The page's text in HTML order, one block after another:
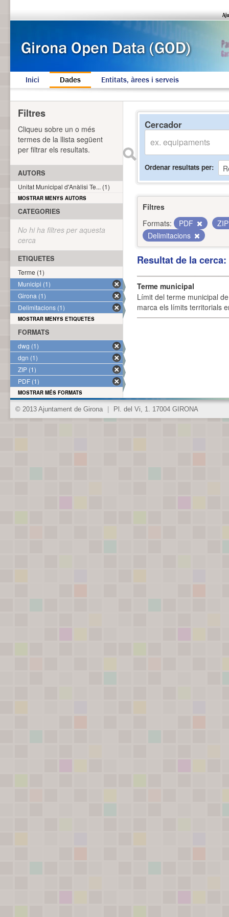
Inici Dades Entitats, àrees i serveis
Cercador
Ordenar resultats per
Filtres
Formats:
PDF
Delimitacions
Resultat de la
Terme municipal
Límit del terme municipal
marca els límits territorials
Filtres
Cliqueu sobre un o més
termes de la llista següent
per filtrar els resultats.
AUTORS
Unitat Municipal d'Anàlisi Te... (1)
MOSTRAR MENYS AUTORS
CATEGORIES
No hi ha filtres per aquesta
cerca
ETIQUETES
Terme (1)
Municipi (1)
Girona (1)
Delimitacions (1)
MOSTRAR MENYS ETIQUETES
FORMATS
dwg (1)
dgn (1)
ZIP (1)
PDF (1)
MOSTRAR MÉS FORMATS
© 2013 Ajuntament de Girona Pl. del Vi, 1. 17004 GIRONA